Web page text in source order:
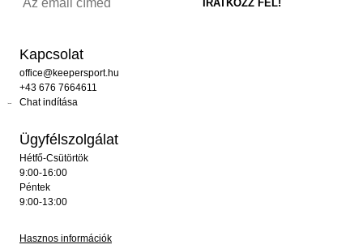
Kapcsolat
office@keepersport.hu
+43 676 7664611
Chat indítása
Ügyfélszolgálat
Hétfő-Csütörtök
9:00-16:00
Péntek
9:00-13:00
Hasznos információk